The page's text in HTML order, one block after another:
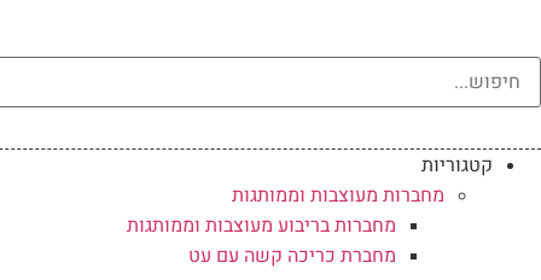
קטגוריות
מחברות מעוצבות וממותגות
מחברות בריבוע מעוצבות וממותגות
מחברת כריכה קשה עם עט